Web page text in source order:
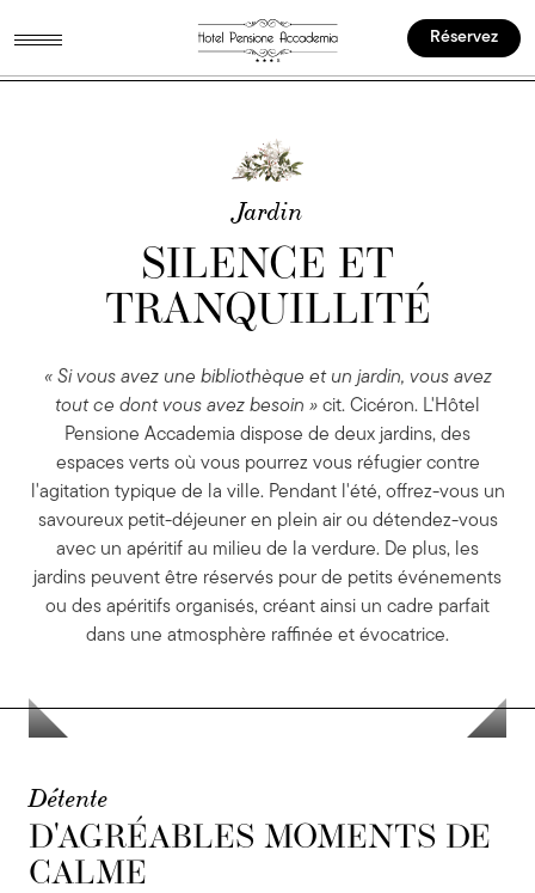
Réservez
Jardin
SILENCE ET
TRANQUILLITÉ
SILENCE ET
TRANQUILLITÉ
« Si vous avez une bibliothèque et un jardin, vous avez
tout ce dont vous avez besoin » cit. Cicéron. L'Hôtel
Pensione Accademia dispose de deux jardins, des
espaces verts où vous pourrez vous réfugier contre
l'agitation typique de la ville. Pendant l'été, offrez-vous un
savoureux petit-déjeuner en plein air ou détendez-vous
avec un apéritif au milieu de la verdure. De plus, les
jardins peuvent être réservés pour de petits événements
ou des apéritifs organisés, créant ainsi un cadre parfait
dans une atmosphère raffinée et évocatrice.
Détente
D'AGRÉABLES MOMENTS DE
CALME
D'AGRÉABLES MOMENTS DE
CALME